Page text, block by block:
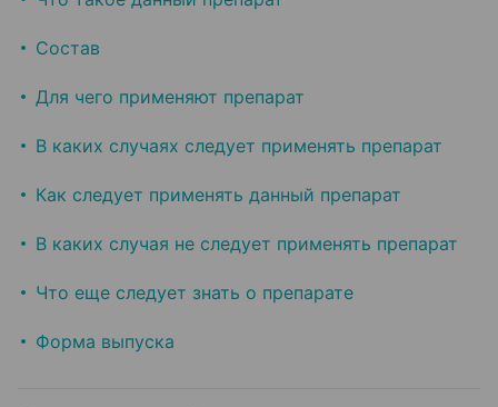
Состав
Для чего применяют препарат
В каких случаях следует применять препарат
Как следует применять данный препарат
В каких случая не следует применять препарат
Что еще следует знать о препарате
Форма выпуска